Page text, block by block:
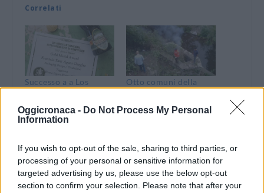
Oggicronaca - Do Not Process My Personal
Information
If you wish to opt-out of the sale, sharing to third parties, or
processing of your personal or sensitive information for
targeted advertising by us, please use the below opt-out
section to confirm your selection. Please note that after your
Correlati
Successo a a Los
di Sant’Agata di
Oneglia in evidenza la
2 Maggio 2017
In "Imperia"
Otto comuni della
“bonificano” la zona
del frantoio
campagna a
Chiusavecchia
4 Ottobre 2017